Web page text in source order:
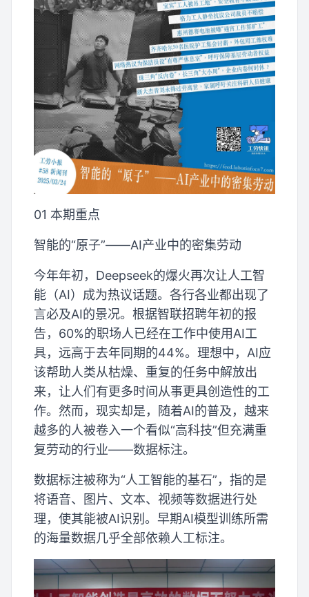
01 本期重点
智能的“原子”——AI产业中的密集劳动
今年年初，Deepseek的爆火再次让人工智
能（AI）成为热议话题。各行各业都出现了
言必及AI的景况。根据智联招聘年初的报
告，60%的职场人已经在工作中使用AI工
具，远高于去年同期的44%。理想中，AI应
该帮助人类从枯燥、重复的任务中解放出
来，让人们有更多时间从事更具创造性的工
作。然而，现实却是，随着AI的普及，越来
越多的人被卷入一个看似“高科技”但充满重
复劳动的行业——数据标注。
数据标注被称为“人工智能的基石”，指的是
将语音、图片、文本、视频等数据进行处
理，使其能被AI识别。早期AI模型训练所需
的海量数据几乎全部依赖人工标注。